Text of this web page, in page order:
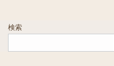
検索